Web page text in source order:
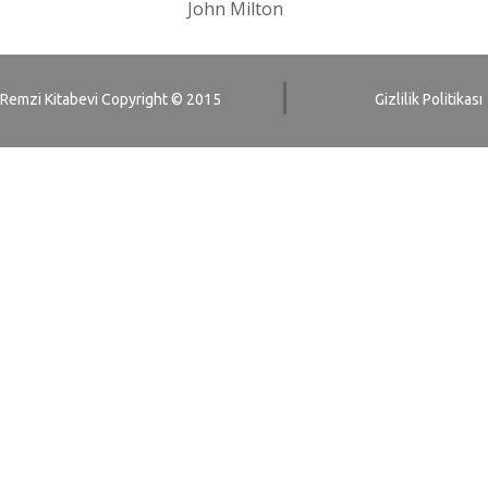
John Milton
Remzi Kitabevi Copyright © 2015 Gizlilik Politikası